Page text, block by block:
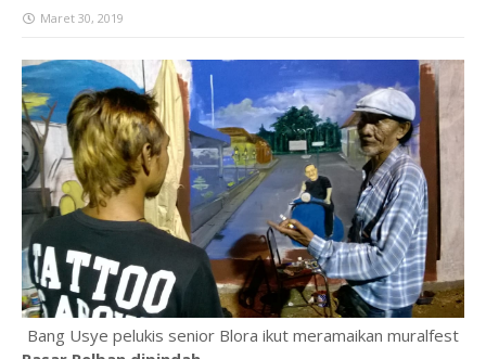
Maret 30, 2019
Bang Usye pelukis senior Blora ikut meramaikan muralfest